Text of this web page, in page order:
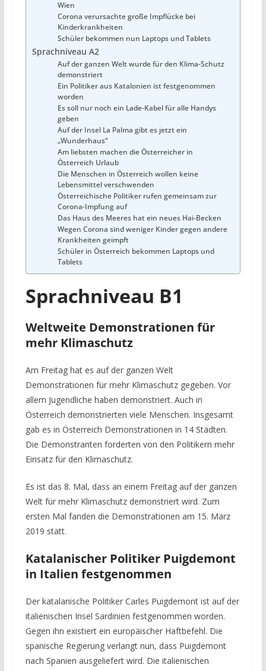
Wien
Corona verursachte große Impflücke bei
Kinderkrankheiten
Schüler bekommen nun Laptops und Tablets
Sprachniveau A2
Auf der ganzen Welt wurde für den Klima-Schutz
demonstriert
Ein Politiker aus Katalonien ist festgenommen
worden
Es soll nur noch ein Lade-Kabel für alle Handys
geben
Auf der Insel La Palma gibt es jetzt ein
„Wunderhaus“
Am liebsten machen die Österreicher in
Österreich Urlaub
Die Menschen in Österreich wollen keine
Lebensmittel verschwenden
Österreichische Politiker rufen gemeinsam zur
Corona-Impfung auf
Das Haus des Meeres hat ein neues Hai-Becken
Wegen Corona sind weniger Kinder gegen andere
Krankheiten geimpft
Schüler in Österreich bekommen Laptops und
Tablets
Sprachniveau B1
Weltweite Demonstrationen für
mehr Klimaschutz
Am Freitag hat es auf der ganzen Welt
Demonstrationen für mehr Klimaschutz gegeben. Vor
allem Jugendliche haben demonstriert. Auch in
Österreich demonstrierten viele Menschen. Insgesamt
gab es in Österreich Demonstrationen in 14 Städten.
Die Demonstranten forderten von den Politikern mehr
Einsatz für den Klimaschutz.
Es ist das 8. Mal, dass an einem Freitag auf der ganzen
Welt für mehr Klimaschutz demonstriert wird. Zum
ersten Mal fanden die Demonstrationen am 15. März
2019 statt.
Katalanischer Politiker Puigdemont
in Italien festgenommen
Der katalanische Politiker Carles Puigdemont ist auf der
italienischen Insel Sardinien festgenommen worden.
Gegen ihn existiert ein europäischer Haftbefehl. Die
spanische Regierung verlangt nun, dass Puigdemont
nach Spanien ausgeliefert wird. Die italienischen